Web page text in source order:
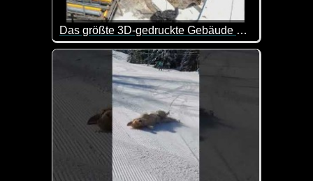
Das größte 3D-gedruckte Gebäude Europas
3D-Druck gibt es nicht nur für Plastikteile. Hier